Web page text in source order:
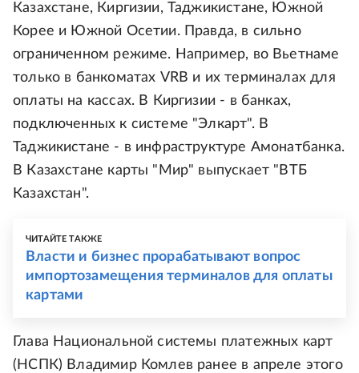
Казахстане, Киргизии, Таджикистане, Южной
Корее и Южной Осетии. Правда, в сильно
ограниченном режиме. Например, во Вьетнаме
только в банкоматах VRB и их терминалах для
оплаты на кассах. В Киргизии - в банках,
подключенных к системе "Элкарт". В
Таджикистане - в инфраструктуре Амонатбанка.
В Казахстане карты "Мир" выпускает "ВТБ
Казахстан".
ЧИТАЙТЕ ТАКЖЕ
Власти и бизнес прорабатывают вопрос
импортозамещения терминалов для оплаты
картами
Глава Национальной системы платежных карт
(НСПК) Владимир Комлев ранее в апреле этого